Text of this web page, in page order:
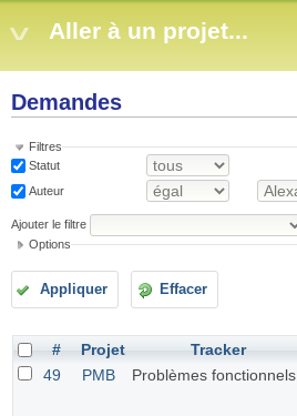
Aller à un projet...
Demandes
Filtres
Statut
Auteur
Ajouter le filtre
Options
Appliquer Effacer
# Projet Tracker
49
PMB Problèmes fonctionnels